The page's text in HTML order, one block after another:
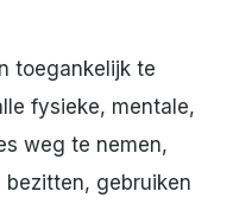
toegankelijk te
fysieke, mentale,
weg te nemen,
gebruiken